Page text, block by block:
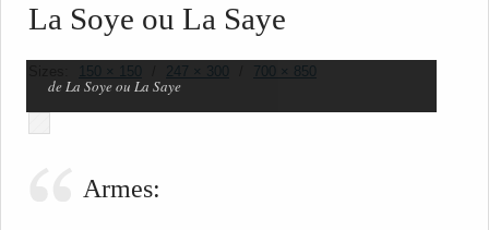
La Soye ou La Saye
150 × 150 247 × 300 700 × 850
de La Soye ou La Saye
Armes: